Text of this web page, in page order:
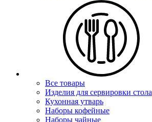
Все товары
Изделия для сервировки стола
Кухонная утварь
Наборы кофейные
Наборы чайные